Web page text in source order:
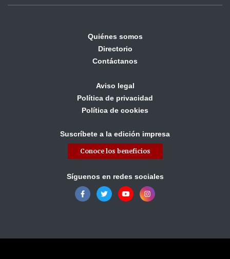
Quiénes somos
Directorio
Contáctanos
Aviso legal
Política de privacidad
Política de cookies
Suscríbete a la edición impresa
Conoce los beneficios
Síguenos en redes sociales